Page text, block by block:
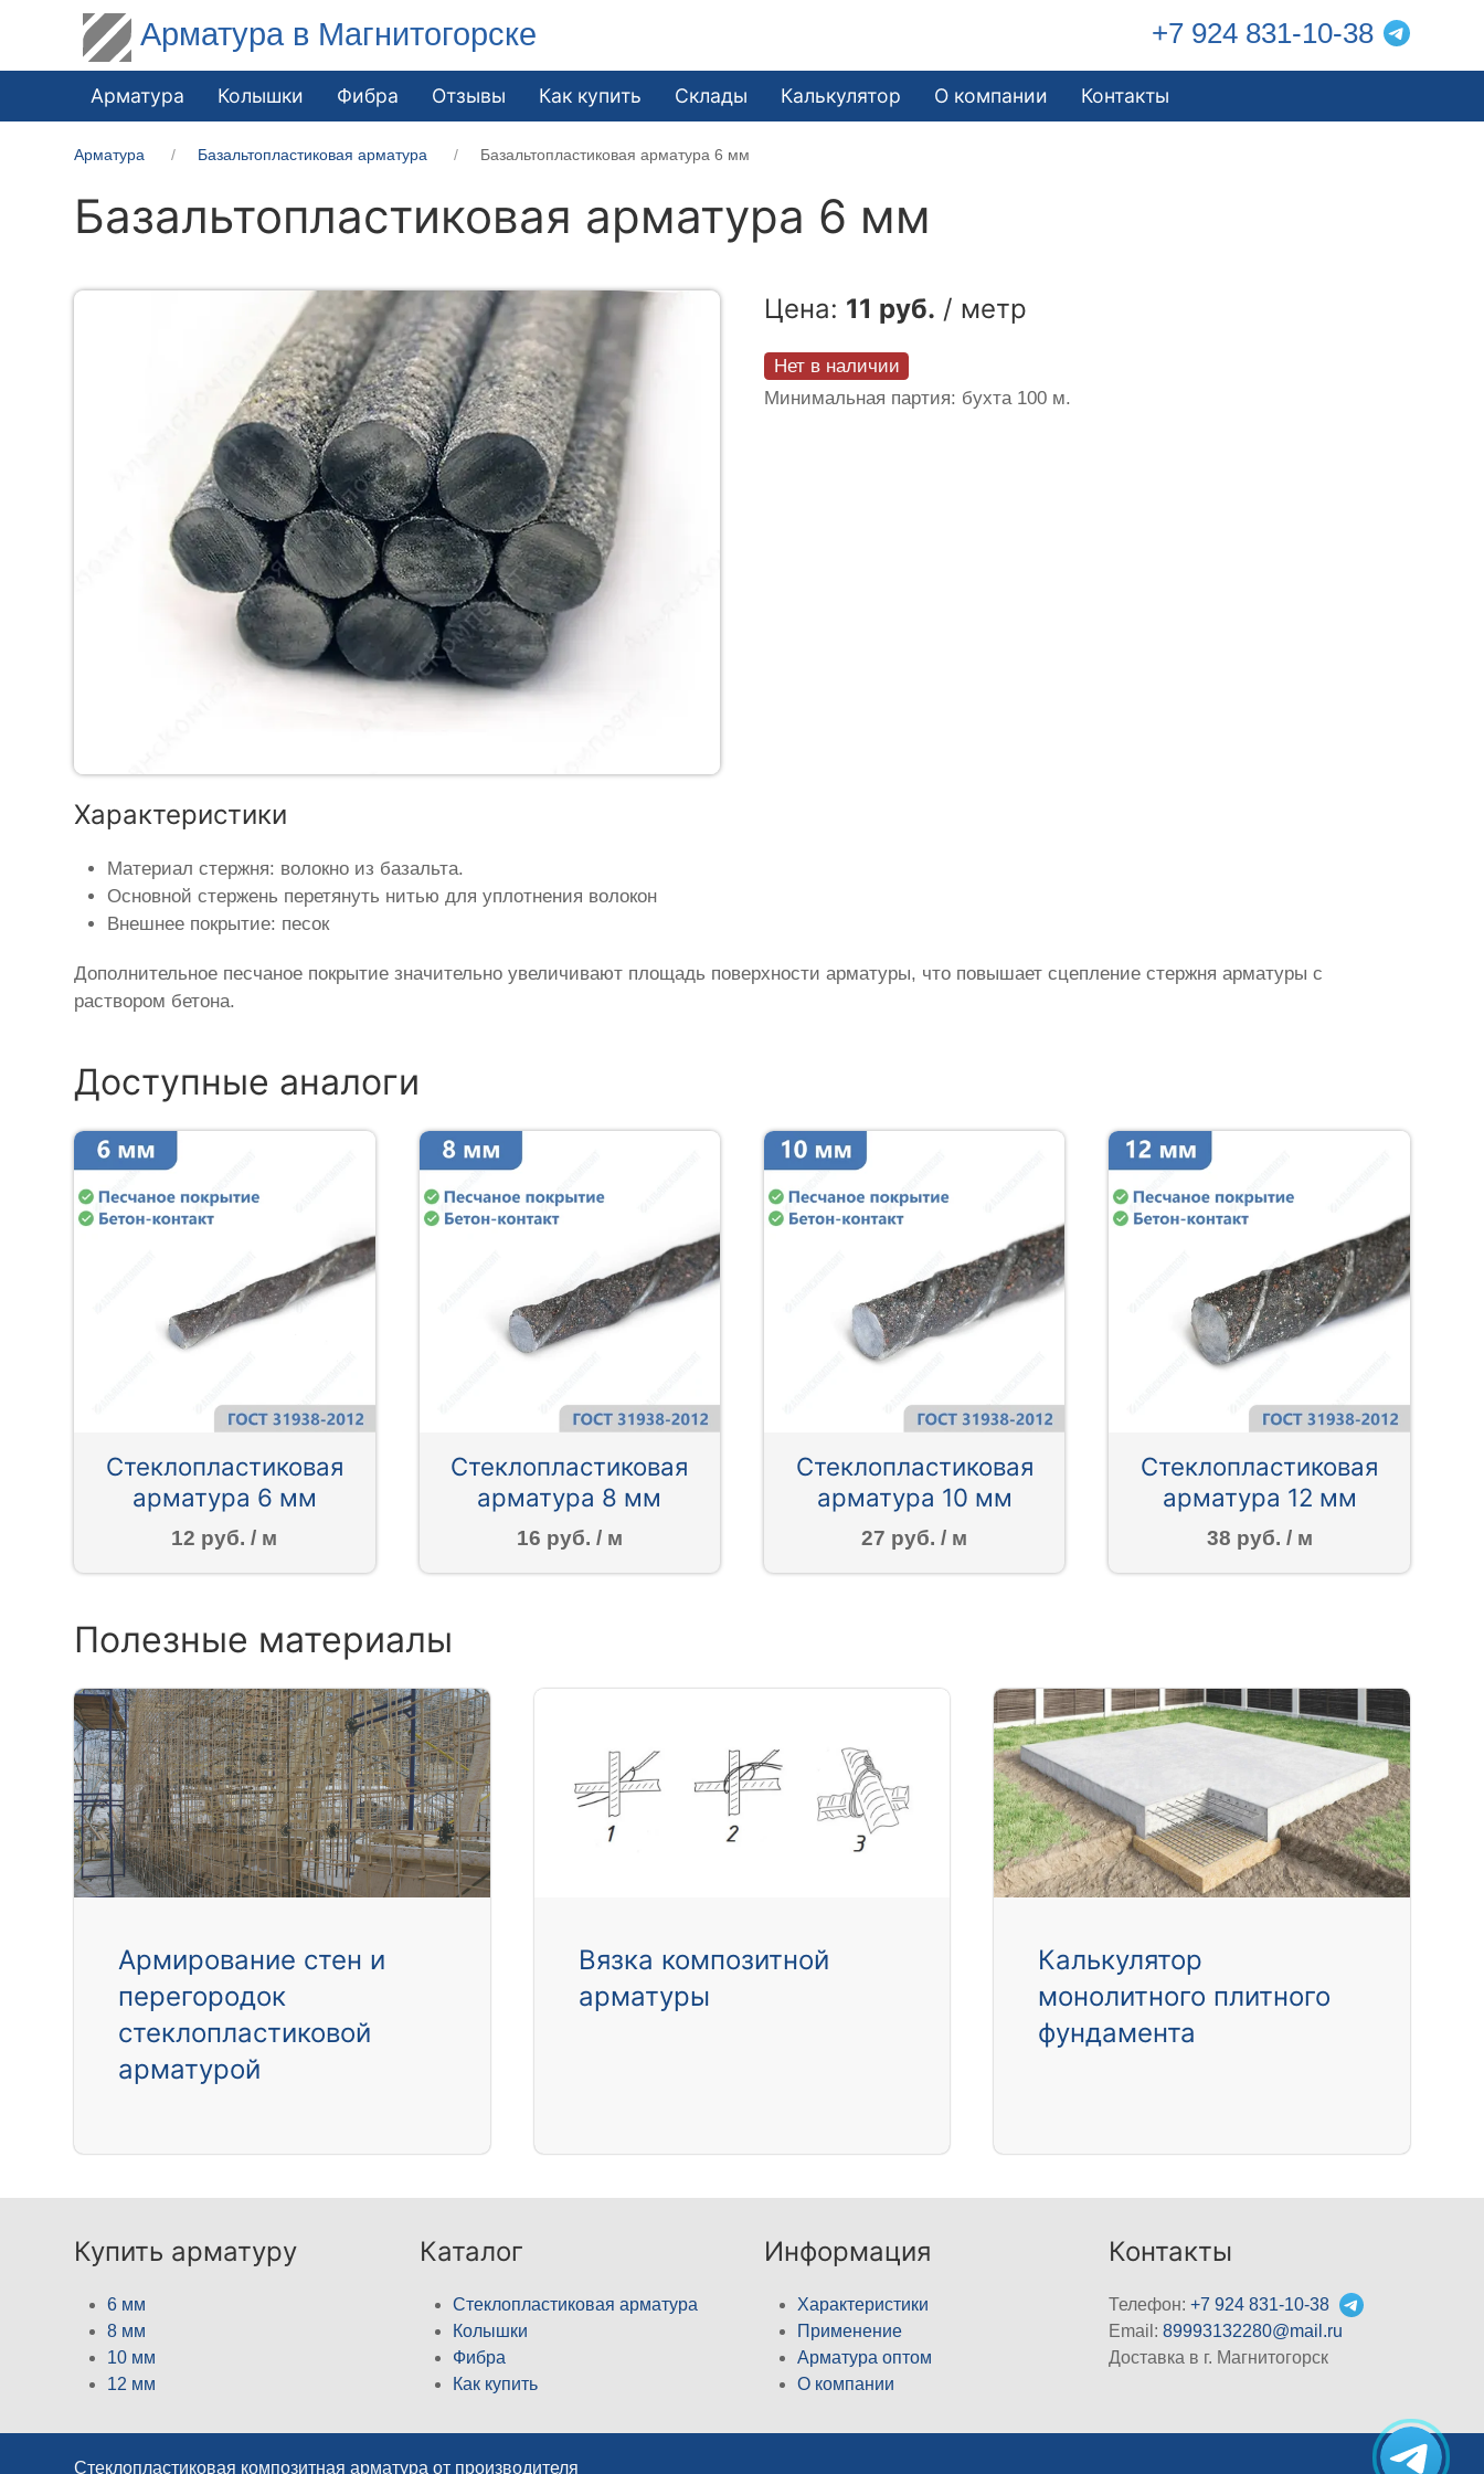
Арматура в Магнитогорске +7 924 831-10-38
Арматура Колышки Фибра Отзывы Как купить Склады Калькулятор О компании Контакты
Арматура Базальтопластиковая арматура Базальтопластиковая арматура 6 мм
Базальтопластиковая арматура 6 мм
Цена: 11 руб. / метр
Нет в наличии
Минимальная партия: бухта 100 м.
Характеристики
Материал стержня: волокно из базальта.
Основной стержень перетянуть нитью для уплотнения волокон
Внешнее покрытие: песок
Дополнительное песчаное покрытие значительно увеличивают площадь поверхности арматуры, что повышает сцепление стержня арматуры с
раствором бетона.
Доступные аналоги
Стеклопластиковая
арматура 6 мм
12 руб. / м
Стеклопластиковая
арматура 8 мм
16 руб. / м
Стеклопластиковая
арматура 10 мм
27 руб. / м
Стеклопластиковая
арматура 12 мм
38 руб. / м
Полезные материалы
Армирование стен и
перегородок
стеклопластиковой
арматурой
Вязка композитной
арматуры
Калькулятор
монолитного плитного
фундамента
Купить арматуру
6 мм
8 мм
10 мм
12 мм
Каталог
Стеклопластиковая арматура
Колышки
Фибра
Как купить
Информация
Характеристики
Применение
Арматура оптом
О компании
Контакты
Телефон:+7 924 831-10-38
Email:89993132280@mail.ru
Доставка в г. Магнитогорск
Стеклопластиковая композитная арматура от производителя